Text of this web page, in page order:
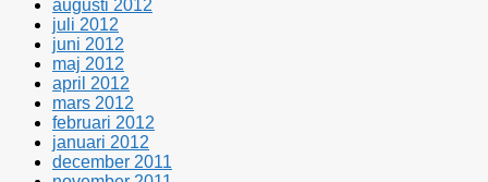
augusti 2012
juli 2012
juni 2012
maj 2012
april 2012
mars 2012
februari 2012
januari 2012
december 2011